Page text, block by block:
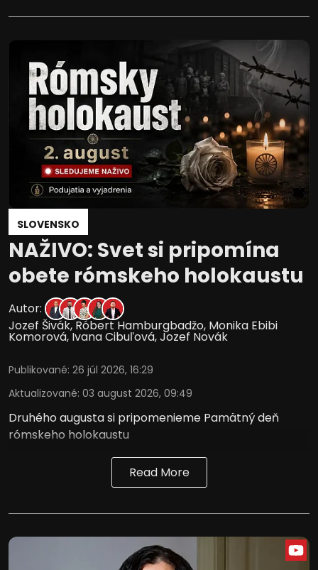
SLOVENSKO
NAŽIVO: Svet si pripomína
obete rómskeho holokaustu
Autor:
Jozef Šivák,Róbert Hamburgbadžo, Monika Ebibi
Komorová, Ivana Cibuľová,Jozef Novák
Publikované: 26 júl 2026, 16:29
Aktualizované: 03 august 2026, 09:49
Druhého augusta si pripomenieme Pamätný deň
rómskeho holokaustu
Read More